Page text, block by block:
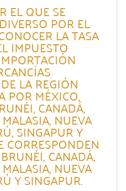
EL QUE SE
POR EL
LA TASA
IMPUESTO
LA REGIÓN
POR MÉXICO,
CANADÁ,
NUEVA
SINGAPUR Y
CORRESPONDEN
CANADÁ,
NUEVA
Y SINGAPUR.